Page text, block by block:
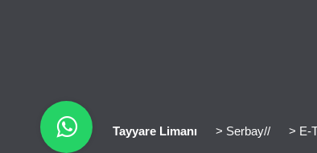
Tayyare Limanı > Serbay// > E-